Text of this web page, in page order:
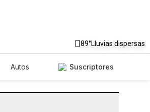
89°Lluvias dispersas
Autos
Suscriptores